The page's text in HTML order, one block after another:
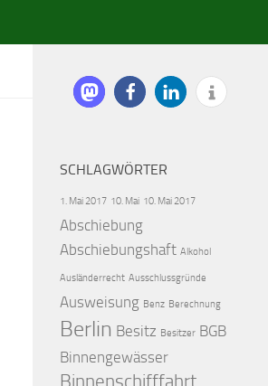
SCHLAGWÖRTER
1. Mai 2017 10. Mai 10. Mai 2017
Abschiebung
Abschiebungshaft Alkohol
Ausländerrecht Ausschlussgründe
Ausweisung Benz Berechnung
Berlin Besitz Besitzer BGB
Binnengewässer
Binnenschifffahrt